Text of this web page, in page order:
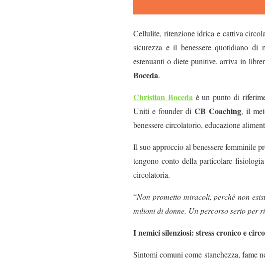
Cellulite, ritenzione idrica e cattiva
sicurezza e il benessere quotidiano di
estenuanti o diete punitive, arriva in
Boceda.
Christian Boceda è un punto di
Uniti e founder diCB Coaching, il
benessere circolatorio, educazione
Il suo approccio al benessere femminile
tengono conto della particolare
circolatoria.
“Non prometto miracoli, perché non
milioni di donne. Un percorso serio per
I nemici silenziosi: stress cronico e
Sintomi comuni come stanchezza, fame